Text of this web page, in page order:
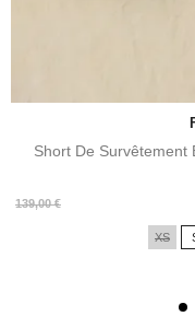
Short De Survêtement
139,00 €
Prix
Prix
XS